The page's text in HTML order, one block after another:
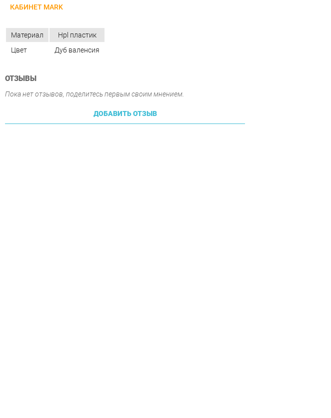
КАБИНЕТ MARK
Материал
Hpl пластик
Цвет
Дуб валенсия
ОТЗЫВЫ
Пока нет отзывов, поделитесь первым своим мнением.
ДОБАВИТЬ ОТЗЫВ